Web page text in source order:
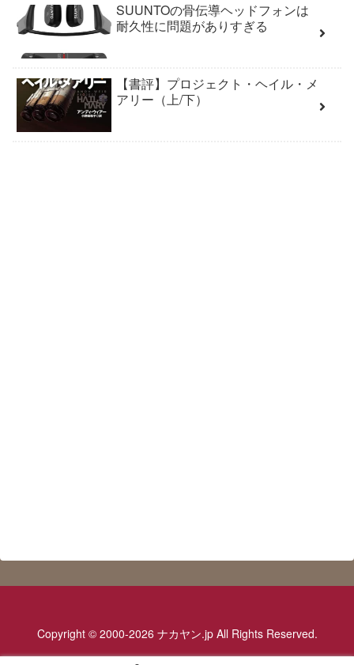
SUUNTOの骨伝導ヘッドフォンは
耐久性に問題がありすぎる
【書評】プロジェクト・ヘイル・メ
アリー（上/下）
Copyright © 2000-2026 ナカヤン.jp All Rights Reserved.